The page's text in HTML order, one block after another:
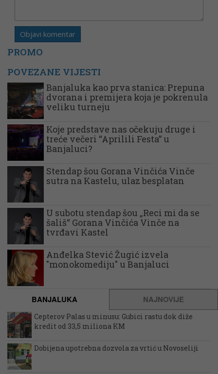
PROMO
POVEZANE VIJESTI
Banjaluka kao prva stanica: Prepuna
dvorana i premijera koja je pokrenula
veliku turneju
Koje predstave nas očekuju druge i
treće večeri “Aprilili Festa” u
Banjaluci?
Stendap šou Gorana Vinčića Vinče
sutra na Kastelu, ulaz besplatan
U subotu stendap šou „Reci mi da se
šališ“ Gorana Vinčića Vinče na
tvrđavi Kastel
Anđelka Stević Žugić izvela
"monokomediju" u Banjaluci
BANJALUKA NAJNOVIJE
Cepterov Palas u minusu: Gubici rastu dok diže
kredit od 33,5 miliona KM
Dobijena upotrebna dozvola za vrtić u Novoseliji